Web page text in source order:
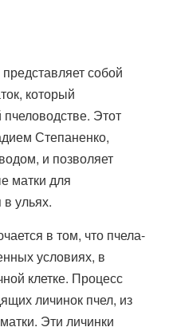
собой
который
Этот
Степаненко,
и позволяет
матки для
ульях.
в том, что пчела-
условиях, в
клетке. Процесс
личинок пчел, из
Эти личинки